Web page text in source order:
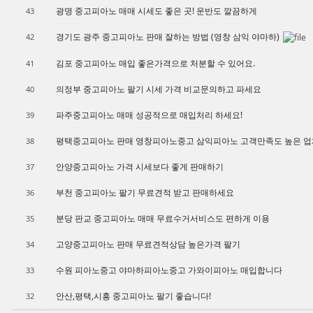
43 광명 중고피아노 매매 시세도 좋은 곳! 운반도 깔끔하게
42 경기도 광주 중고피아노 판매 잘하는 방법 (영창 삼익 야마하)
41 김포 중고피아노 매입 좋은가격으로 처분할 수 있어요.
40 의정부 중고피아노 팔기 시세 가격 비교문의하고 파세요
39 파주중고피아노 매매 성공적으로 매입처리 하세요!
38 평택중고피아노 판매 영창피아노중고 삼익피아노 고객만족도 높은
37 안양중고피아노 가격 시세보다 좋게 판매하기
36 부천 중고피아노 팔기 무료견적 받고 판매하세요
35 분당 판교 중고피아노 매매 무료수거서비스도 편하게 이용
34 고양중고피아노 판매 무료견적상담 높은가격 팔기
33 수원 피아노중고 야마하피아노중고 가와이피아노 매입합니다
32 안산,평택,시흥 중고피아노 팔기 좋습니다!